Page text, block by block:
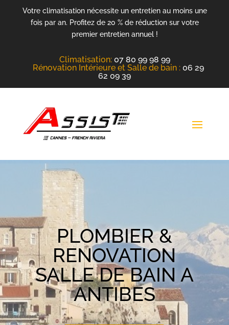
Votre climatisation nécessite un entretien au moins une
fois par an. Profitez de 20 % de réduction sur votre
premier entretien annuel !
Climatisation: 07 80 99 98 99
Rénovation Intérieure et Salle de bain : 06 29
62 09 39
PLOMBIER &
RENOVATION
SALLE DE BAIN A
ANTIBES